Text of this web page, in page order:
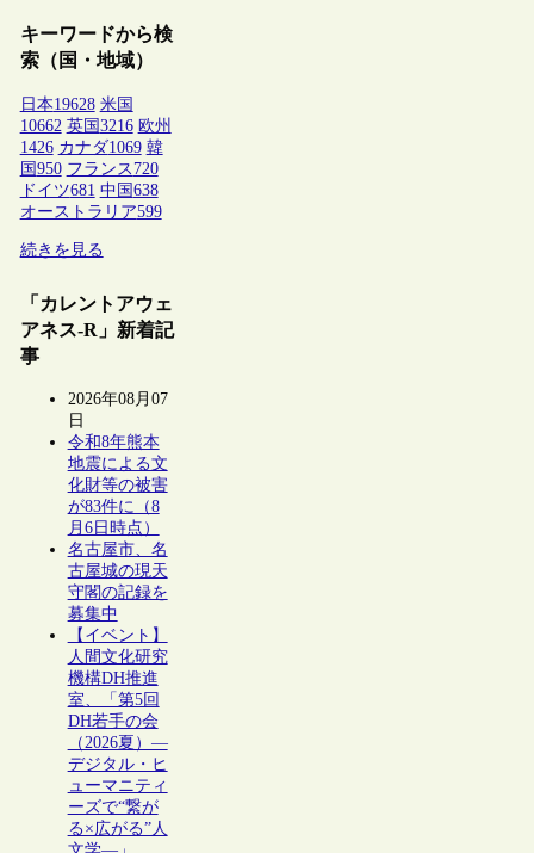
キーワードから検
索（国・地域）
日本19628 米国
10662 英国 3216 欧州
1426 カナダ1069 韓
国 950 フランス 720
ドイツ681 中国 638
オーストラリア599
続きを見る
「カレントアウェ
アネス-R」新着記
事
2026年08月07
日
令和8年熊本
地震による文
化財等の被害
が83件に（8
月6日時点）
名古屋市、名
古屋城の現天
守閣の記録を
募集中
【イベント】
人間文化研究
機構DH推進
室、「第5回
DH若手の会
（2026夏）―
デジタル・ヒ
ューマニティ
ーズで“繋が
る×広がる”人